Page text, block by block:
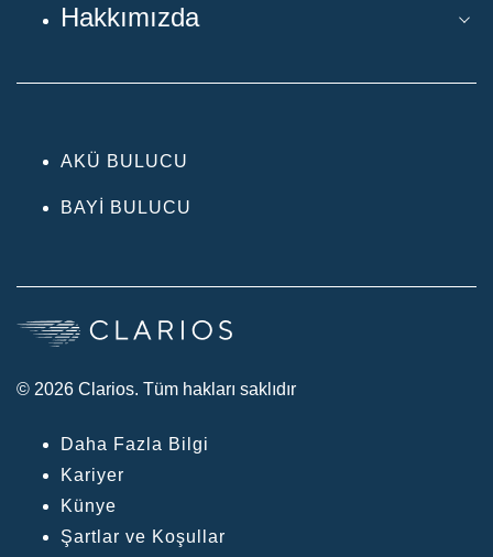
Hakkımızda
AKÜ BULUCU
BAYI BULUCU
© 2026 Clarios. Tüm hakları saklıdır
Daha Fazla Bilgi
Kariyer
Künye
Şartlar ve Koşullar